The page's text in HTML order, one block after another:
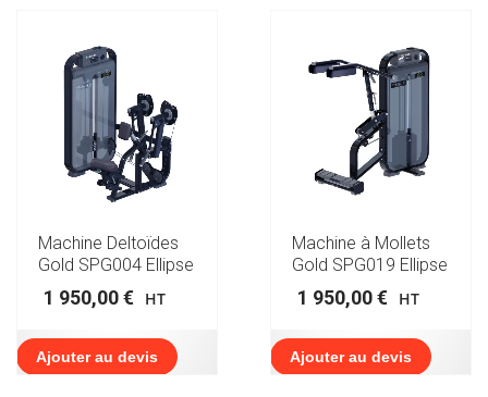
Machine Deltoïdes
Gold SPG004 Ellipse
1 950,00€ HT
Ajouter au devis
Machine à Mollets
Gold SPG019 Ellipse
1 950,00€ HT
Ajouter au devis